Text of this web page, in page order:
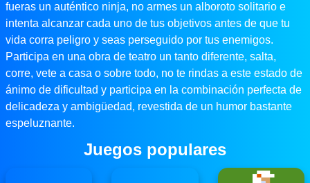
fueras un auténtico ninja, no armes un alboroto solitario e
intenta alcanzar cada uno de tus objetivos antes de que tu
vida corra peligro y seas perseguido por tus enemigos.
Participa en una obra de teatro un tanto diferente, salta,
corre, vete a casa o sobre todo, no te rindas a este estado de
ánimo de dificultad y participa en la combinación perfecta de
delicadeza y ambigüedad, revestida de un humor bastante
espeluznante.
Juegos populares